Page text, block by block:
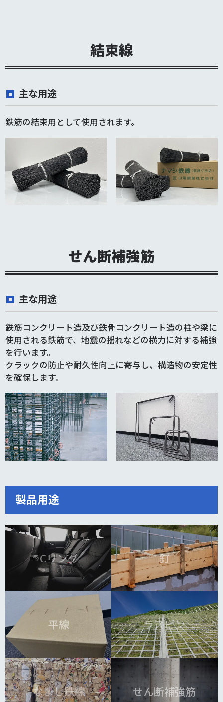
結束線
主な用途
鉄筋の結束用として使用されます。
せん断補強筋
主な用途
鉄筋コンクリート造及び鉄骨コンクリート造の柱や梁に
使用される鉄筋で、地震の揺れなどの横力に対する補強
を行います。
クラックの防止や耐久性向上に寄与し、構造物の安定性
を確保します。
製品用途